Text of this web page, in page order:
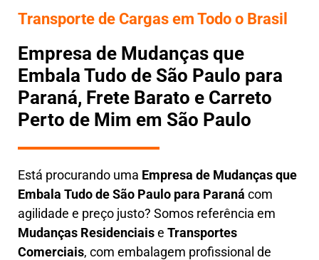
Transporte de Cargas em Todo o Brasil
Empresa de Mudanças que
Embala Tudo de São Paulo para
Paraná, Frete Barato e Carreto
Perto de Mim em São Paulo
Está procurando uma Empresa de Mudanças que
Embala Tudode São Paulo para Paraná com
agilidade e preço justo? Somos referência em
Mudanças Residenciaise Transportes
Comerciais, com embalagem profissional de